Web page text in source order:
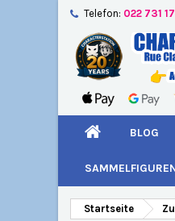
Telefon: 022 731
BLOG
Startseite